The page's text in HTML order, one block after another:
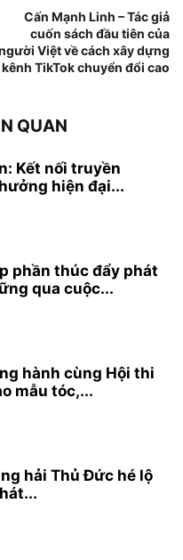
Cấn Mạnh Linh – Tác giả
cuốn sách đầu tiên của
Việt về cách xây dựng
kênh TikTok chuyển đổi cao
QUAN
Kết nối truyền
hiện đại...
phần thúc đẩy phát
qua cuộc...
hành cùng Hội thi
mẫu tóc,...
hải Thủ Đức hé lộ